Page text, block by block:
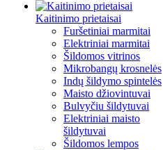
Kaitinimo prietaisai
Furšetiniai marmitai
Elektriniai marmitai
Šildomos vitrinos
Mikrobangų krosnelės
Indų šildymo spintelės
Maisto džiovintuvai
Bulvyčiu šildytuvai
Elektriniai maisto
šildytuvai
Šildomos lempos